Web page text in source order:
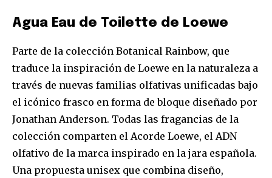
Agua Eau de Toilette de Loewe
Parte de la colección Botanical Rainbow, que
traduce la inspiración de Loewe en la naturaleza a
través de nuevas familias olfativas unificadas bajo
el icónico frasco en forma de bloque diseñado por
Jonathan Anderson. Todas las fragancias de la
colección comparten el Acorde Loewe, el ADN
olfativo de la marca inspirado en la jara española.
Una propuesta unisex que combina diseño,